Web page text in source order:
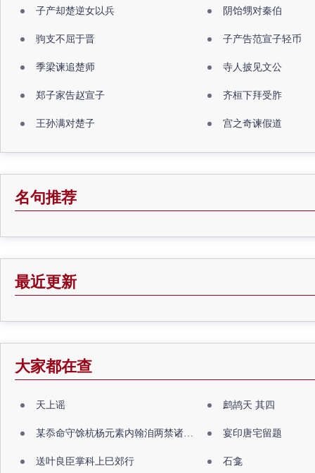
子产却楚逆女以兵 阴饴甥对秦伯
驹支不屈于晋 子产告范宣子轻币
季梁谏追楚师 寺人披见文公
郑子家告赵宣子 齐桓下拜受胙
王孙满对楚子 宫之奇谏假道
名句推荐
最近更新
大家都在查
天上谣 鹧鸪天 其四
某忝命守馀杭杨元素内翰洎两禁诸公出祖佛寺 宴印唐宅留题
送叶良臣掌科上巳郊行 石龛